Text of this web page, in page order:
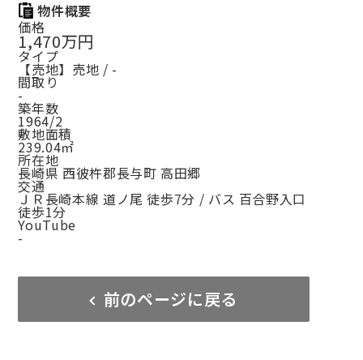
物件概要
価格
1,470万円
タイプ
【売地】売地 / -
間取り
-
築年数
1964/2
敷地面積
239.04㎡
所在地
長崎県 西彼杵郡長与町 高田郷
交通
ＪＲ長崎本線 道ノ尾 徒歩7分 / バス 百合野入口
徒歩1分
YouTube
-
前のページに戻る